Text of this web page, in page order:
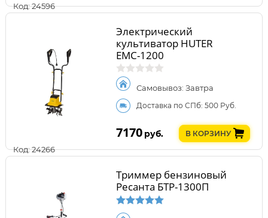
Код: 24596
Код: 24266
Электрический
культиватор HUTER
ЕМС-1200
Самовывоз: Завтра
Доставка по СПб: 500 Руб.
7170 руб. В КОРЗИНУ
Триммер бензиновый
Ресанта БТР-1300П